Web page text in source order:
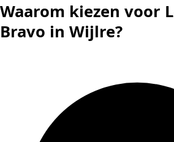
Waarom kiezen voor
Bravo in Wijlre?